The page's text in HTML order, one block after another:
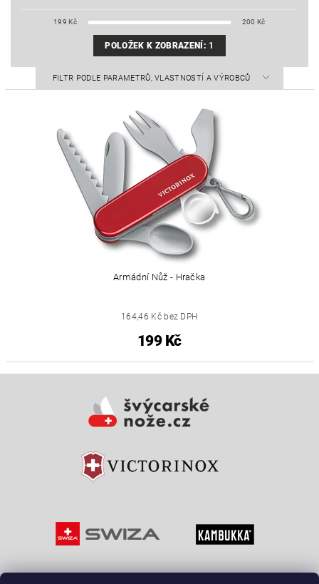
199 Kč 200 Kč
POLOŽEK K ZOBRAZENÍ: 1
FILTR PODLE PARAMETRŮ, VLASTNOSTÍ A VÝROBCŮ
Armádní Nůž - Hračka
164,46 Kč bez DPH
199 Kč